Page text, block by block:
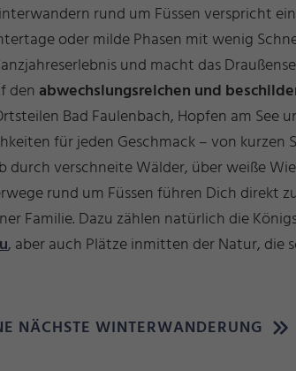
rund um Füssen verspricht
oder milde Phasen mit wenig
und macht das
den abwechslungsreichen und
Bad Faulenbach, Hopfen am See
für jeden Geschmack – von kurzen
durch verschneite Wälder, über weiße
rund um Füssen führen Dich direkt
Familie. Dazu zählen natürlich die
, aber auch Plätze inmitten der Natur, die
NÄCHSTE WINTERWANDERUNG